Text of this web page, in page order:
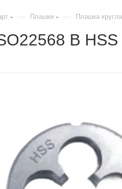
— Плашки — Плашка
B